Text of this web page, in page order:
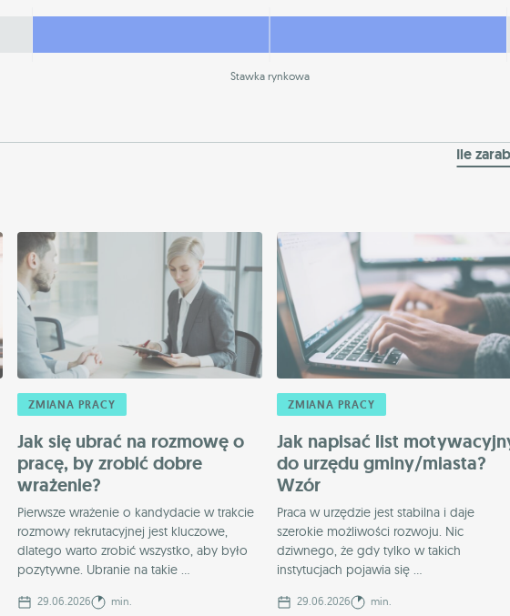
Stawka rynkowa
Ile
ZMIANA PRACY
Jak się ubrać na rozmowę o
pracę, by zrobić dobre
wrażenie?
Pierwsze wrażenie o kandydacie w trakcie
rozmowy rekrutacyjnej jest kluczowe,
dlatego warto zrobić wszystko, aby było
pozytywne. Ubranie na takie ...
29.06.2026 min.
ZMIANA PRACY
Jak napisać list
do urzędu gminy/miasta?
Wzór
Praca w urzędzie jest stabilna i daje
szerokie możliwości rozwoju. Nic
dziwnego, że gdy tylko w takich
instytucjach pojawia się ...
29.06.2026 min.